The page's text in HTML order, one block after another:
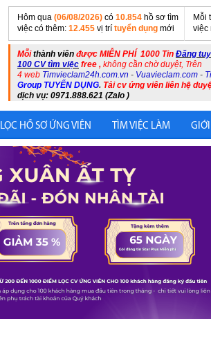
Hôm qua (06/08/2026) có 10.854 hồ sơ tìm
việc có thêm: 12.455 vị trí tuyển dụng mới
Mỗi
việc
Mỗithành viên được MIỄN PHÍ 1000 Tin Đăng
100 CV tìm việc free , không cần chờ duyệt, Trên
4 web Timvieclam24h.com.vn - Vuavieclam.com -
Group TUYỂN DỤNG. Tải cv ứng viên liên hệ
dịch vụ: 0971.888.621 (Zalo )
LỌC HỒ SƠ ỨNG VIÊN TÌM VIỆC LÀM GIỚI